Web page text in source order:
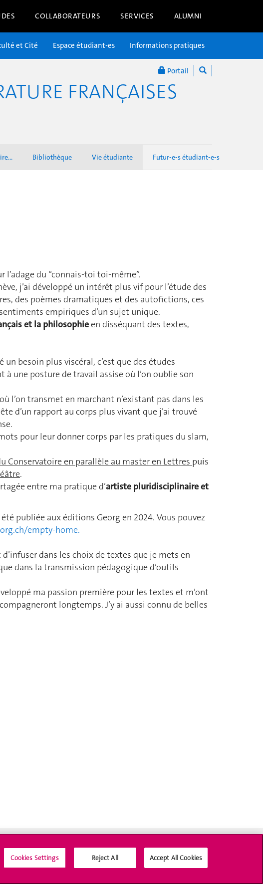
COLLABORATEURS SERVICES ALUMNI
Portail
et Cité Espace étudiant-es Informations pratiques
FRANÇAISES
Bibliothèque Vie étudiante Futur-e-s étudiant-e-s
l’adage du “connais-toi toi-même”.
j’ai développé un intérêt plus vif pour l’étude des
des poèmes dramatiques et des autofictions, ces
empiriques d’un sujet unique.
et la philosophieen disséquant des textes,
besoin plus viscéral, c’est que des études
une posture de travail assise où l’on oublie son
l’on transmet en marchant n’existant pas dans les
d’un rapport au corps plus vivant que j’ai trouvé
pour leur donner corps par les pratiques du slam,
Conservatoire en parallèle au master en Lettres puis
.
entre ma pratique d’artiste pluridisciplinaire et
publiée aux éditions Georg en 2024. Vous pouvez
empty-home.
dans les choix de textes que je mets en
dans la transmission pédagogique d’outils
ma passion première pour les textes et m’ont
longtemps. J’y ai aussi connu de belles
informe Médias sociaux UNIGE
Cookies Settings Reject All Accept All Cookies